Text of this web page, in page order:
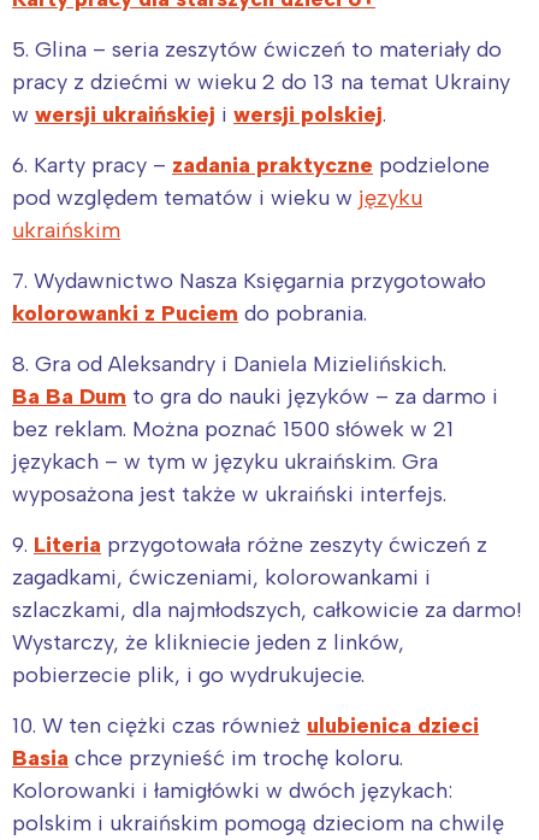
5. Glina – seria zeszytów ćwiczeń to materiały do
pracy z dziećmi w wieku 2 do 13 na temat Ukrainy
w wersji ukraińskiej i wersji polskiej.
6. Karty pracy – zadania praktyczne podzielone
pod względem tematów i wieku w języku
ukraińskim
7. Wydawnictwo Nasza Księgarnia przygotowało
kolorowanki z Puciem do pobrania.
8. Gra od Aleksandry i Daniela Mizielińskich.
Ba Ba Dum to gra do nauki języków – za darmo i
bez reklam. Można poznać 1500 słówek w 21
językach – w tym w języku ukraińskim. Gra
wyposażona jest także w ukraiński interfejs.
9. Literia przygotowała różne zeszyty ćwiczeń z
zagadkami, ćwiczeniami, kolorowankami i
szlaczkami, dla najmłodszych, całkowicie za darmo!
Wystarczy, że klikniecie jeden z linków,
pobierzecie plik, i go wydrukujecie.
10. W ten ciężki czas również ulubienica dzieci
Basia chce przynieść im trochę koloru.
Kolorowanki i łamigłówki w dwóch językach:
polskim i ukraińskim pomogą dzieciom na chwilę